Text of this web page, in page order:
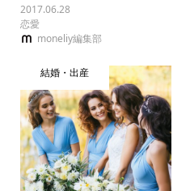
2017.06.28
恋愛
moneliy編集部
結婚・出産